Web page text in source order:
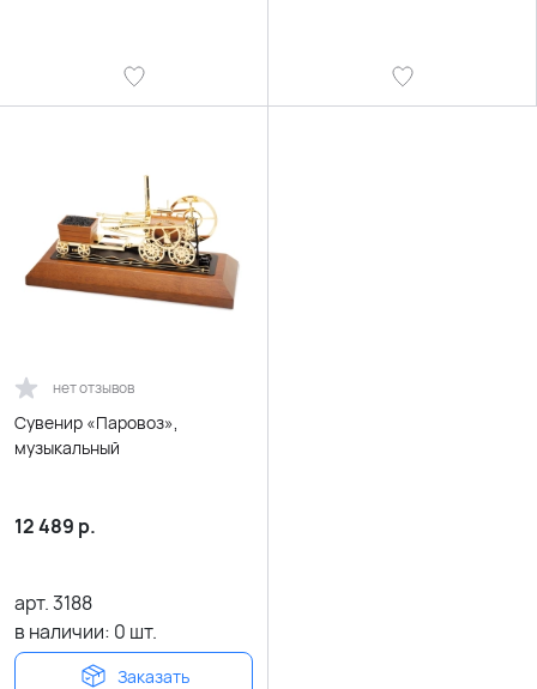
нет отзывов
Сувенир «Паровоз»,
музыкальный
12 489 р.
арт.3188
в наличии: 0 шт.
Заказать